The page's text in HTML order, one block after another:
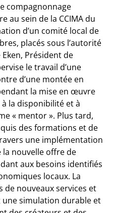
compagnonnage
au sein de la CCIMA du
d’un comité local de
placés sous l’autorité
Président de
le travail d’une
d’une montée en
la mise en œuvre
la disponibilité et à
« mentor ». Plus tard,
des formations et de
une implémentation
la nouvelle offre de
aux besoins identifiés
locaux. La
de nouveaux services et
simulation durable et